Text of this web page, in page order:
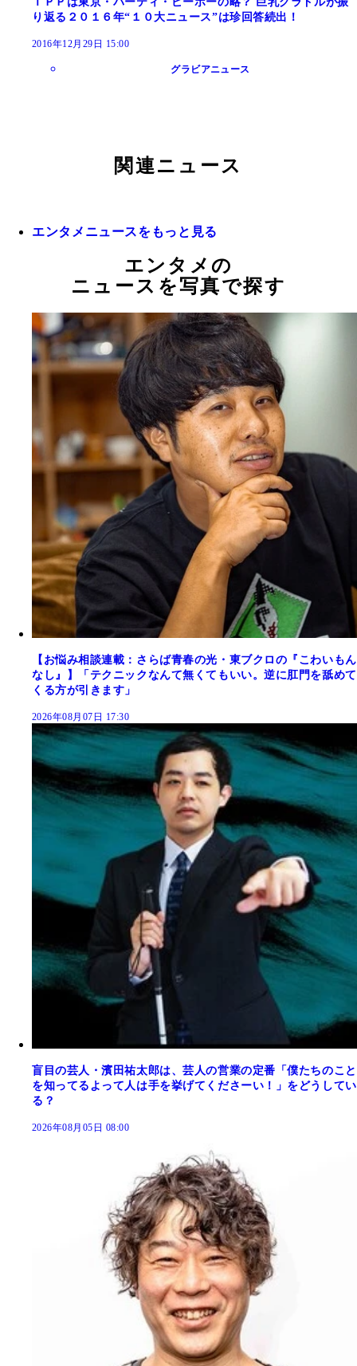
り返る２０１６年“１０大ニュース”は珍回答続出！
2016年12月29日 15:00
グラビアニュース
関連ニュース
エンタメニュースをもっと見る
エンタメの
ニュースを写真で探す
【お悩み相談連載：さらば青春の光・東ブクロの『こわいもん
なし』】「テクニックなんて無くてもいい。逆に肛門を舐めて
くる方が引きます」
2026年08月07日 17:30
盲目の芸人・濱田祐太郎は、芸人の営業の定番「僕たちのこと
を知ってるよって人は手を挙げてくださーい！」をどうしてい
る？
2026年08月05日 08:00